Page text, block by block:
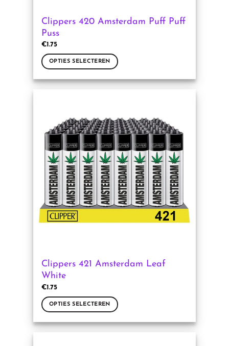
Clippers 420 Amsterdam Puff Puff
Puss
€1.75
OPTIES SELECTEREN
product
Deze
kan
gekozen
worden
de
productpagina
Clippers 421 Amsterdam Leaf
White
€1.75
OPTIES SELECTEREN
product